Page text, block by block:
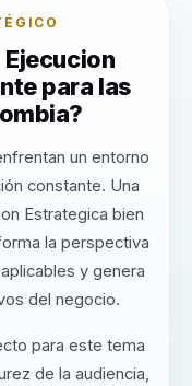
Ejecucion
para las
un entorno
constante. Una
Estrategica bien
la perspectiva
y genera
del negocio.
para este tema
de la audiencia,